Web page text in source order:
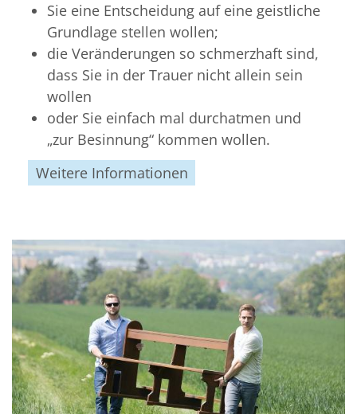
Sie eine Entscheidung auf eine geistliche
Grundlage stellen wollen;
die Veränderungen so schmerzhaft sind,
dass Sie in der Trauer nicht allein sein
wollen
oder Sie einfach mal durchatmen und
„zur Besinnung“ kommen wollen.
Weitere Informationen